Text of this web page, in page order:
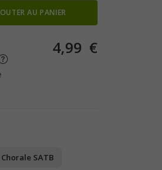
AU PANIER
4,99 €
Chorale SATB